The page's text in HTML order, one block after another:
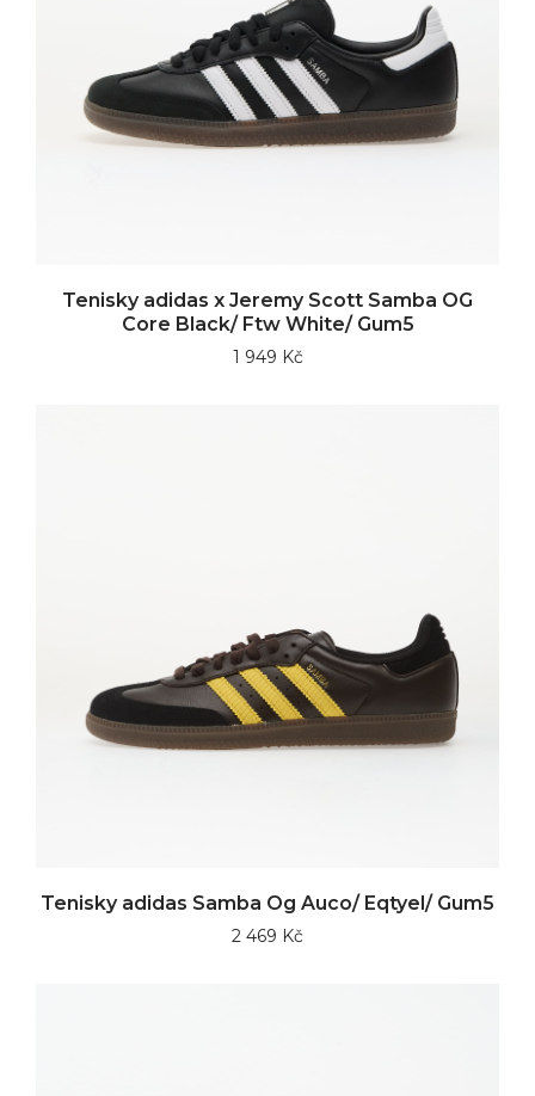
Tenisky adidas x Jeremy Scott Samba OG
Core Black/ Ftw White/ Gum5
1 949 Kč
Tenisky adidas Samba Og Auco/ Eqtyel/ Gum5
2 469 Kč